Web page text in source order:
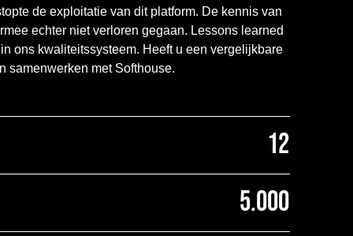
de exploitatie van dit platform. De kennis van
echter niet verloren gegaan. Lessons learned
ons kwaliteitssysteem. Heeft u een vergelijkbare
samenwerken met Softhouse.
12
5.000